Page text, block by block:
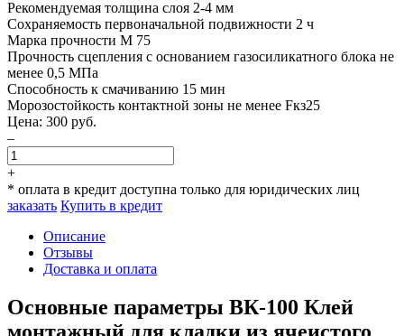
Рекомендуемая толщина слоя 2-4 мм
Сохраняемость первоначальной подвижности 2 ч
Марка прочности М 75
Прочность сцепления с основанием газосиликатного блока не
менее 0,5 МПа
Способность к смачиванию 15 мин
Морозостойкость контактной зоны не менее Fкз25
Цена: 300 руб.
–
+
* оплата в кредит доступна только для юридических лиц
заказать Купить в кредит
Описание
Отзывы
Доставка и оплата
Основные параметры ВК-100 Клей
монтажный для кладки из ячеистого